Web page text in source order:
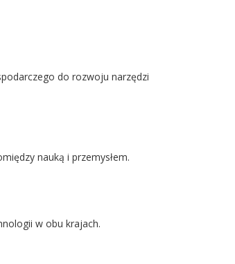
do rozwoju narzędzi
nauką i przemysłem.
w obu krajach.